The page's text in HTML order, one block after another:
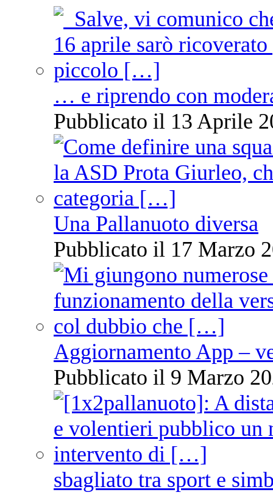
… e riprendo con
Pubblicato il 13 Aprile
Una Pallanuoto diversa
Pubblicato il 17 Marzo
Aggiornamento App –
Pubblicato il 9 Marzo
sbagliato tra sport e